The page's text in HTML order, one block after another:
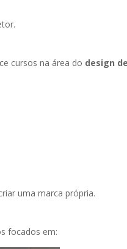
cursos na área do design
uma marca própria.
focados em: